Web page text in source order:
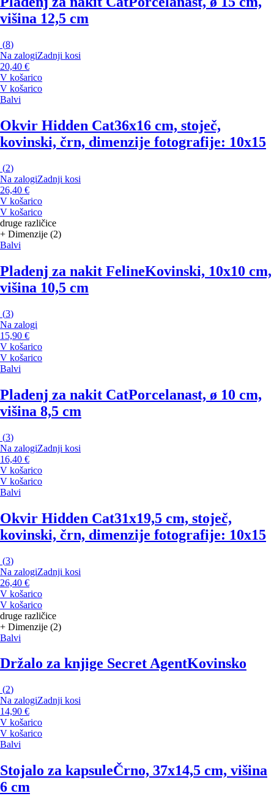
višina 12,5 cm
(8)
Na zalogiZadnji kosi
20,40 €
V košarico
V košarico
Balvi
Okvir Hidden Cat36x16 cm, stoječ,
kovinski, črn, dimenzije fotografije: 10x15
(2)
Na zalogiZadnji kosi
26,40 €
V košarico
V košarico
druge različice
+ Dimenzije (2)
Balvi
Pladenj za nakit FelineKovinski, 10x10 cm,
višina 10,5 cm
(3)
Na zalogi
15,90 €
V košarico
V košarico
Balvi
Pladenj za nakit CatPorcelanast, ø 10 cm,
višina 8,5 cm
(3)
Na zalogiZadnji kosi
16,40 €
V košarico
V košarico
Balvi
Okvir Hidden Cat31x19,5 cm, stoječ,
kovinski, črn, dimenzije fotografije: 10x15
(3)
Na zalogiZadnji kosi
26,40 €
V košarico
V košarico
druge različice
+ Dimenzije (2)
Balvi
Držalo za knjige Secret AgentKovinsko
(2)
Na zalogiZadnji kosi
14,90 €
V košarico
V košarico
Balvi
Stojalo za kapsuleČrno, 37x14,5 cm, višina
6 cm